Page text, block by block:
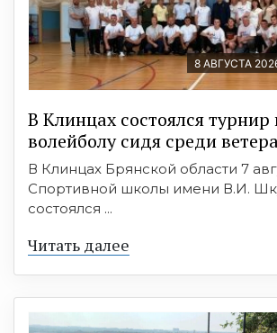
8 АВГУСТА
В Клинцах состоялся турнир
волейболу сидя среди
В Клинцах Брянской области 7
Спортивной школы имени В.И.
состоялся ...
Читать далее